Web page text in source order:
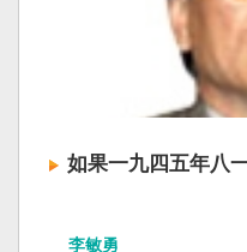
如果一九四五年八
李敏勇